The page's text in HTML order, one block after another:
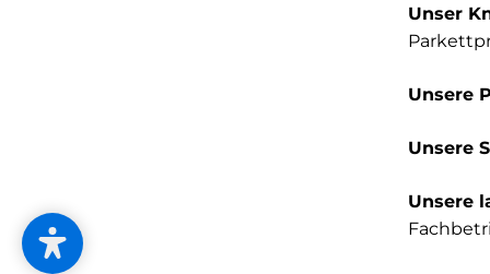
Unser
Unsere
Unsere
Unsere